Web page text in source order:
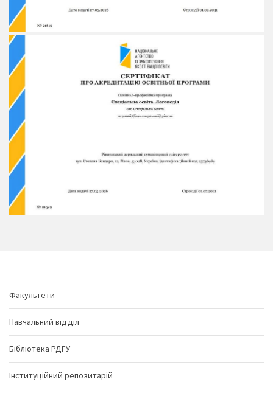
Факультети
Навчальний відділ
Бібліотека РДГУ
Інституційний репозитарій